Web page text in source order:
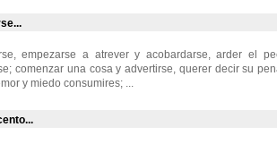
empezarse a atrever y acobardarse, arder el
comenzar una cosa y advertirse, querer decir su
y miedo consumires; ...